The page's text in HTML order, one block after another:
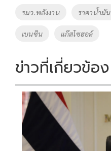
k k
รมว.พลังงาน ราคาน้ำมัน
เบนซิน แก๊สโซฮอล์
ข่าวที่เกี่ยวข้อง